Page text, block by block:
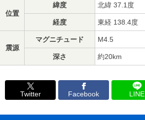
位置
緯度 北緯 37.1度
経度 東経 138.4度
震源
マグニチュード M4.5
深さ 約20km
Twitter Facebook LINE